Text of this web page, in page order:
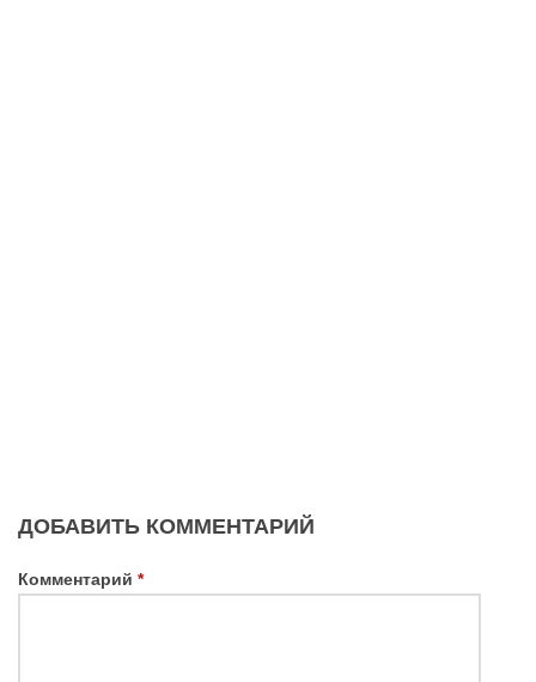
ДОБАВИТЬ КОММЕНТАРИЙ
Комментарий *